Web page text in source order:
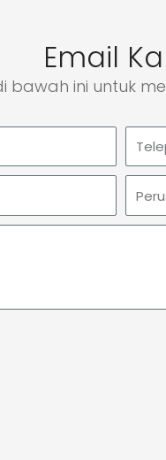
Email
bawah ini untuk